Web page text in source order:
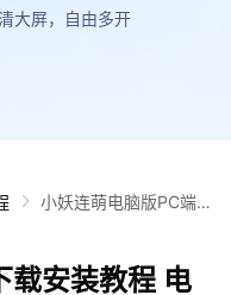
大屏，自由多开
小妖连萌电脑版PC端
载安装教程 电